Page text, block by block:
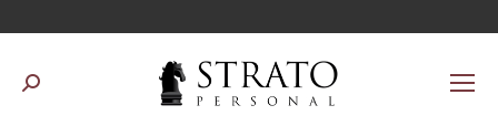
Suchen: